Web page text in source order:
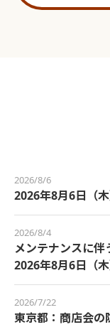
2026/8/6
2026年8月6日（
2026/8/4
メンテナンスに伴
2026年8月6日（
2026/7/22
東京都：商店会の